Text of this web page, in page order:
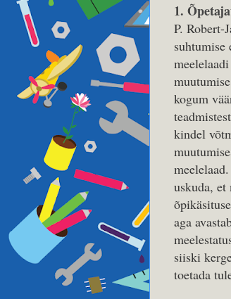
1.
P. Robert-
suhtumise
kogum
kindel
uskuda, et
aga
siiski
toetada